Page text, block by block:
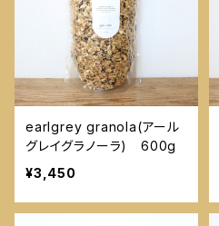
earlgrey granola(アール
グレイグラノーラ) 600g
¥3,450